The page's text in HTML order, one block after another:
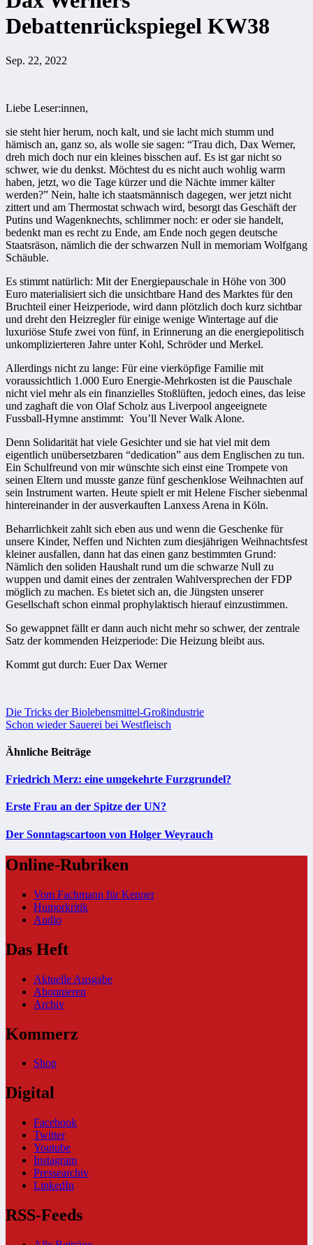
Debattenrückspiegel KW38
Sep. 22, 2022
Liebe Leser:innen,
sie steht hier herum, noch kalt, und sie lacht mich stumm und
hämisch an, ganz so, als wolle sie sagen: “Trau dich, Dax Werner,
dreh mich doch nur ein kleines bisschen auf. Es ist gar nicht so
schwer, wie du denkst. Möchtest du es nicht auch wohlig warm
haben, jetzt, wo die Tage kürzer und die Nächte immer kälter
werden?” Nein, halte ich staatsmännisch dagegen, wer jetzt nicht
zittert und am Thermostat schwach wird, besorgt das Geschäft der
Putins und Wagenknechts, schlimmer noch: er oder sie handelt,
bedenkt man es recht zu Ende, am Ende noch gegen deutsche
Staatsräson, nämlich die der schwarzen Null in memoriam Wolfgang
Schäuble.
Es stimmt natürlich: Mit der Energiepauschale in Höhe von 300
Euro materialisiert sich die unsichtbare Hand des Marktes für den
Bruchteil einer Heizperiode, wird dann plötzlich doch kurz sichtbar
und dreht den Heizregler für einige wenige Wintertage auf die
luxuriöse Stufe zwei von fünf, in Erinnerung an die energiepolitisch
unkomplizierteren Jahre unter Kohl, Schröder und Merkel.
Allerdings nicht zu lange: Für eine vierköpfige Familie mit
voraussichtlich 1.000 Euro Energie-Mehrkosten ist die Pauschale
nicht viel mehr als ein finanzielles Stoßlüften, jedoch eines, das leise
und zaghaft die von Olaf Scholz aus Liverpool angeeignete
Fussball-Hymne anstimmt: You’ll Never Walk Alone.
Denn Solidarität hat viele Gesichter und sie hat viel mit dem
eigentlich unübersetzbaren “dedication” aus dem Englischen zu tun.
Ein Schulfreund von mir wünschte sich einst eine Trompete von
seinen Eltern und musste ganze fünf geschenklose Weihnachten auf
sein Instrument warten. Heute spielt er mit Helene Fischer siebenmal
hintereinander in der ausverkauften Lanxess Arena in Köln.
Beharrlichkeit zahlt sich eben aus und wenn die Geschenke für
unsere Kinder, Neffen und Nichten zum diesjährigen Weihnachtsfest
kleiner ausfallen, dann hat das einen ganz bestimmten Grund:
Nämlich den soliden Haushalt rund um die schwarze Null zu
wuppen und damit eines der zentralen Wahlversprechen der FDP
möglich zu machen. Es bietet sich an, die Jüngsten unserer
Gesellschaft schon einmal prophylaktisch hierauf einzustimmen.
So gewappnet fällt er dann auch nicht mehr so schwer, der zentrale
Satz der kommenden Heizperiode: Die Heizung bleibt aus.
Kommt gut durch: Euer Dax Werner
Beitragsnavigation
Die Tricks der Biolebensmittel-Großindustrie
Schon wieder Sauerei bei Westfleisch
Ähnliche Beiträge
Friedrich Merz: eine umgekehrte Furzgrundel?
Erste Frau an der Spitze der UN?
Der Sonntagscartoon von Holger Weyrauch
Online-Rubriken
Vom Fachmann für Kenner
Humorkritik
Audio
Das Heft
Aktuelle Ausgabe
Abonnieren
Archiv
Kommerz
Shop
Digital
Facebook
Twitter
Youtube
Instagram
Pressearchiv
LinkedIn
RSS-Feeds